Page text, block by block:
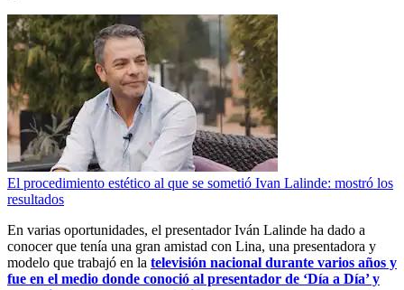
El procedimiento estético al que se sometió Ivan Lalinde: mostró los
resultados
En varias oportunidades, el presentador Iván Lalinde ha dado a
conocer que tenía una gran amistad con Lina, una presentadora y
modelo que trabajó en la televisión nacional durante varios años y
fue en el medio donde conoció al presentador de ‘Día a Día’ y